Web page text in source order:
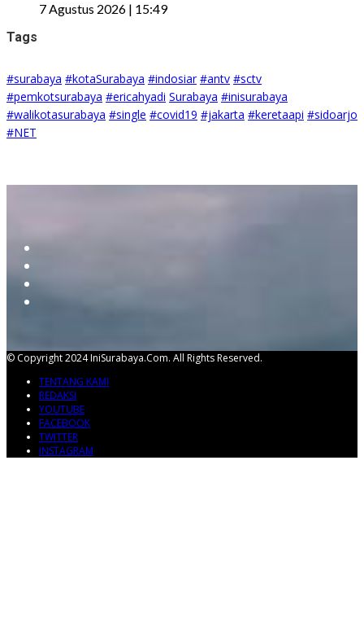
7 Agustus 2026 | 15:49
Tags
#surabaya #kotaSurabaya #indosiar #antv #sctv
#pemkotsurabaya #ericahyadi Surabaya #inisurabaya
#walikotasurabaya #single #covid19 #jakarta #keretaapi #sidoarjo
#NET
© Copyright 2024 IniSurabaya.com. All Rights Reserved.
TENTANG KAMI
REDAKSI
YOUTUBE
FACEBOOK
TWITTER
INSTAGRAM